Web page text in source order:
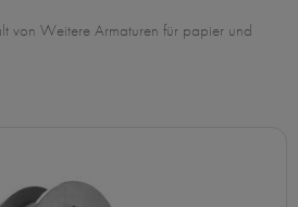
von Weitere Armaturen für papier und